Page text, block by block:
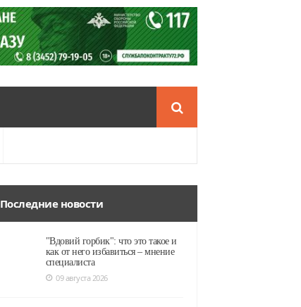
Последние новости
"Вдовий горбик": что это такое и
как от него избавиться – мнение
специалиста
09 августа 2026